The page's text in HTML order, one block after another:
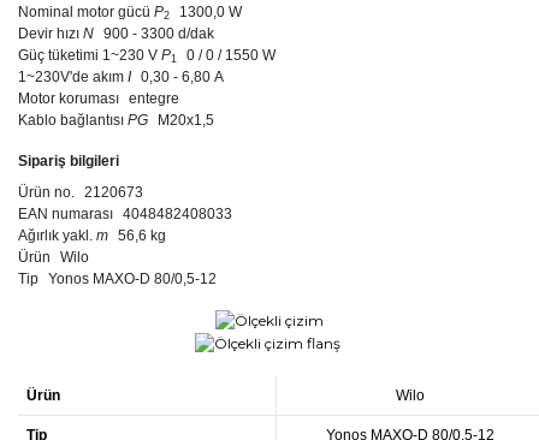
Nominal motor gücü P2
1300,0 W
Devir hızı N 900 - 3300 d/dak
Güç tüketimi 1~230 V P1
0 / 0 / 1550 W
1~230V'de akım I 0,30 - 6,80 A
Motor koruması entegre
Kablo bağlantısı PG M20x1,5
Sipariş bilgileri
Ürün no. 2120673
EAN numarası 4048482408033
Ağırlık yakl. m 56,6 kg
Ürün
Wilo
Tip Yonos MAXO-D 80/0,5-12
Ürün Wilo
Tip Yonos MAXO-D 80/0,5-12